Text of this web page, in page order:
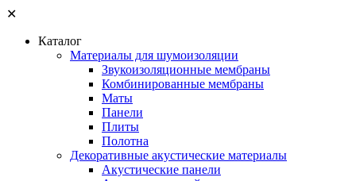
✕
Каталог
Материалы для шумоизоляции
Звукоизоляционные мембраны
Комбинированные мембраны
Маты
Панели
Плиты
Полотна
Декоративные акустические материалы
Акустические панели